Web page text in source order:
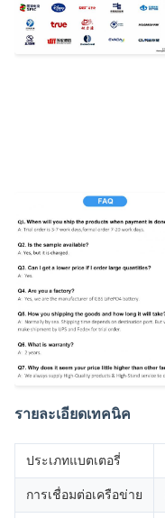
รายละเอียดเทคนิค
ประเภทแบตเตอรี่
การเชื่อมต่อเครือข่าย